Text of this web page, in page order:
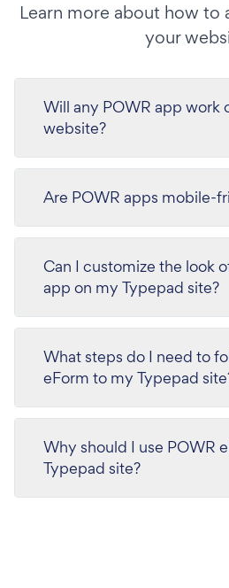
Learn more about how to
your
Will any POWR app work
website?
Are POWR apps mobile-
Can I customize the look
app on my Typepad site?
What steps do I need to
eForm to my Typepad
Why should I use POWR
Typepad site?